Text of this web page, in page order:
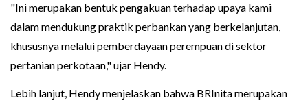
"Ini merupakan bentuk pengakuan terhadap upaya kami
dalam mendukung praktik perbankan yang berkelanjutan,
khususnya melalui pemberdayaan perempuan di sektor
pertanian perkotaan," ujar Hendy.
Lebih lanjut, Hendy menjelaskan bahwa BRInita merupakan